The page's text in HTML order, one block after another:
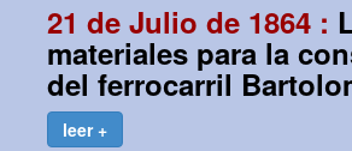
21 de Julio de 1864 :
materiales para la
del ferrocarril
leer +